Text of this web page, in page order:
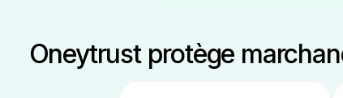
Oneytrust protège